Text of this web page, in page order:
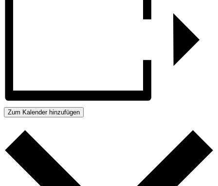
Zum Kalender hinzufügen